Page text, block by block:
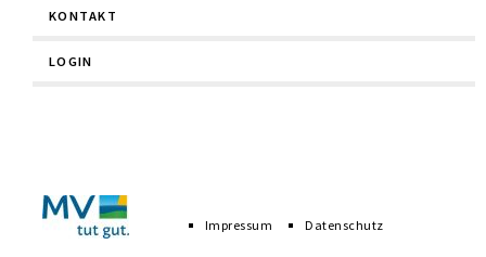
KONTAKT
LOGIN
überspringenImpressum Datenschutz